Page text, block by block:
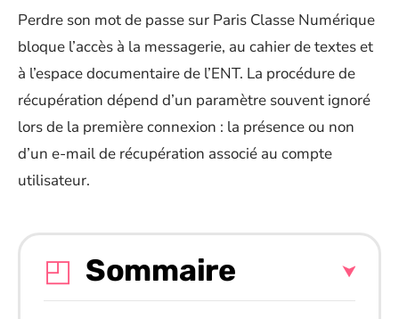
Perdre son mot de passe sur Paris Classe Numérique
bloque l’accès à la messagerie, au cahier de textes et
à l’espace documentaire de l’ENT. La procédure de
récupération dépend d’un paramètre souvent ignoré
lors de la première connexion : la présence ou non
d’un e-mail de récupération associé au compte
utilisateur.
Sommaire